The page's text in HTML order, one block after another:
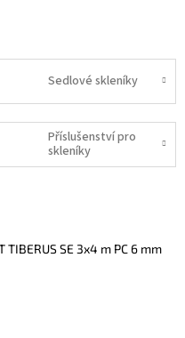
Sedlové skleníky
Příslušenství pro
skleníky